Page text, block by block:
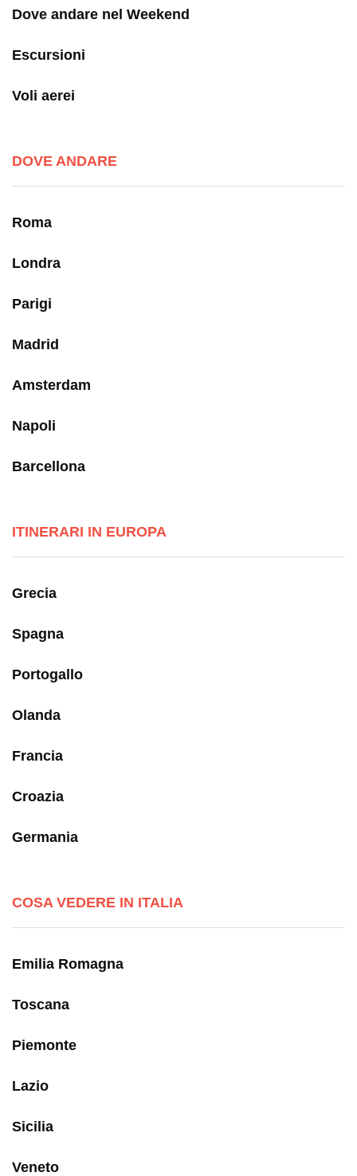
Dove andare nel Weekend
Escursioni
Voli aerei
DOVE ANDARE
Roma
Londra
Parigi
Madrid
Amsterdam
Napoli
Barcellona
ITINERARI IN EUROPA
Grecia
Spagna
Portogallo
Olanda
Francia
Croazia
Germania
COSA VEDERE IN ITALIA
Emilia Romagna
Toscana
Piemonte
Lazio
Sicilia
Veneto